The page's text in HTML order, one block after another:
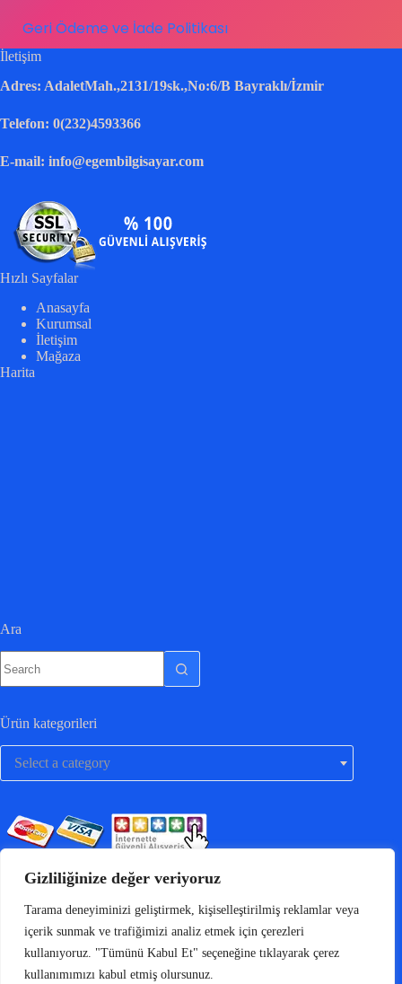
Gizliliğinize değer veriyoruz
Tarama deneyiminizi geliştirmek, kişiselleştirilmiş reklamlar veya
içerik sunmak ve trafiğimizi analiz etmek için çerezleri
kullanıyoruz. "Tümünü Kabul Et" seçeneğine tıklayarak çerez
kullanımımızı kabul etmiş olursunuz.
Geri Ödeme ve İade Politikası
İletişim
Adres: AdaletMah.,2131/19sk.,No:6/B Bayraklı/İzmir
Telefon: 0(232)4593366
E-mail: info@egembilgisayar.com
Hızlı Sayfalar
Anasayfa
Kurumsal
İletişim
Mağaza
Harita
Ara
Ürün kategorileri
Select a category